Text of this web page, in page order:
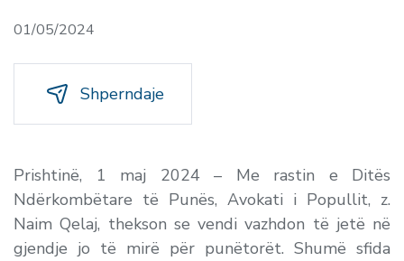
01/05/2024
Shperndaje
Prishtinë, 1 maj 2024 – Me rastin e Ditës
Ndërkombëtare të Punës, Avokati i Popullit, z.
Naim Qelaj, thekson se vendi vazhdon të jetë në
gjendje jo të mirë për punëtorët. Shumë sfida